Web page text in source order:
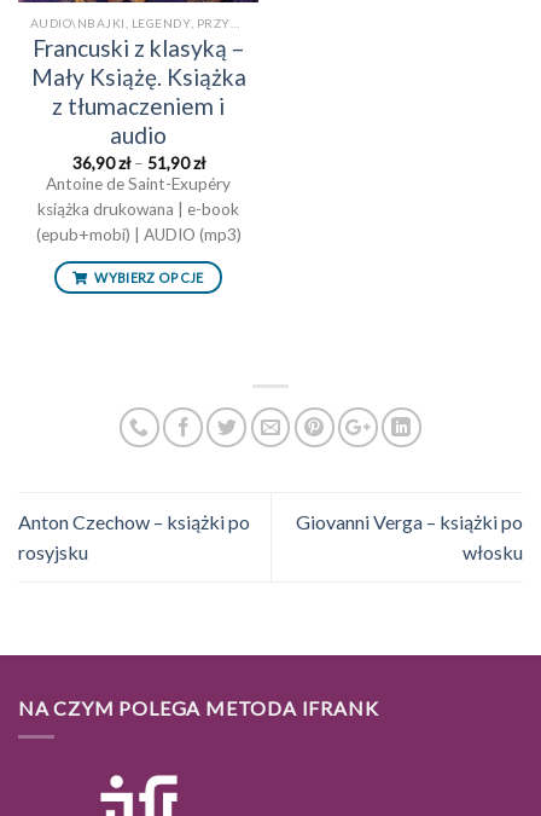
Francuski z klasyką –
Mały Książę. Książka
z tłumaczeniem i
audio
36,90zł – 51,90złZakres
cen:
od
36,90 zł
do
51,90 zł
Antoine de Saint-Exupéry
książka drukowana | e-book
(epub+mobi) | AUDIO (mp3)
WYBIERZ OPCJE
Anton Czechow – książki po
rosyjsku
Giovanni Verga – książki po
włosku
NA CZYM POLEGA METODA IFRANK